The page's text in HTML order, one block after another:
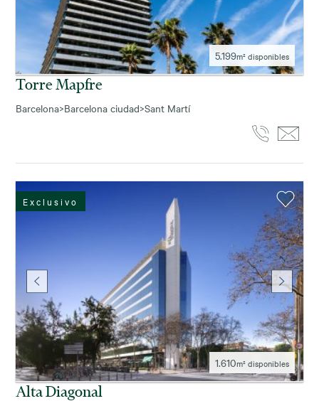
5.199m² disponibles
Torre Mapfre
Barcelona>Barcelona ciudad>Sant Martí
1.610m² disponibles
Exclusivo
Alta Diagonal